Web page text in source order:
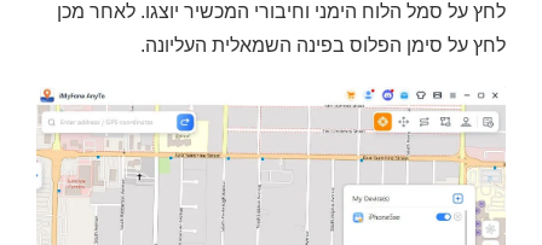
לחץ על סמל הלוח הימני וחיבורי המכשיר יוצגו. לאחר מכן
לחץ על סימן הפלוס בפינה השמאלית העליונה.